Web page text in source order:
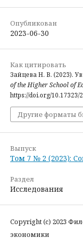
Опубликован
2023-06-30
Как цитировать
Зайцева Н. В. (2023).
of the Higher School of
https://doi.org/10.17323/
Другие форматы
Выпуск
Том 7 № 2 (2023):
Раздел
Исследования
Copyright (c) 2023
экономики